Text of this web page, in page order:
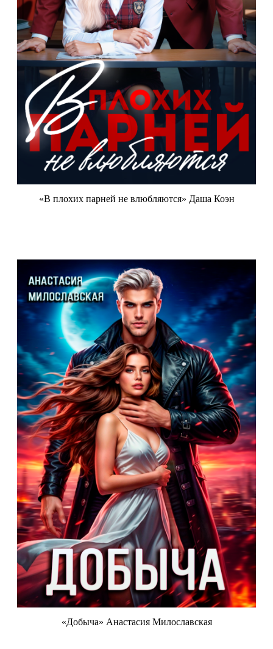
«В плохих парней не влюбляются» Даша Коэн
«Добыча» Анастасия Милославская